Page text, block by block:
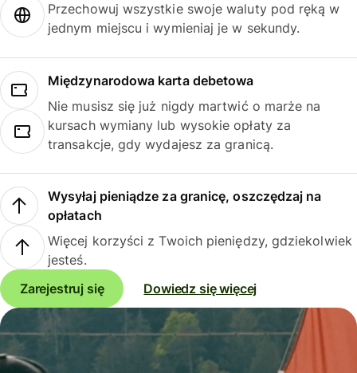
Przechowuj wszystkie swoje waluty pod ręką w
jednym miejscu i wymieniaj je w sekundy.
Międzynarodowa karta debetowa
Nie musisz się już nigdy martwić o marże na
kursach wymiany lub wysokie opłaty za
transakcje, gdy wydajesz za granicą.
Wysyłaj pieniądze za granicę, oszczędzaj na
opłatach
Więcej korzyści z Twoich pieniędzy, gdziekolwiek
jesteś.
Zarejestruj się
Dowiedz się więcej